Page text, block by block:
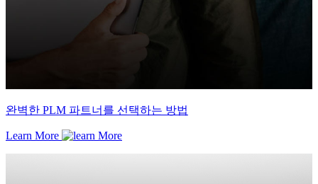
완벽한 PLM 파트너를 선택하는 방법
Learn More